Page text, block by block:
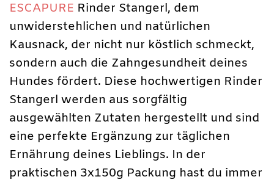
ESCAPURE Rinder Stangerl, dem
unwiderstehlichen und natürlichen
Kausnack, der nicht nur köstlich schmeckt,
sondern auch die Zahngesundheit deines
Hundes fördert. Diese hochwertigen Rinder
Stangerl werden aus sorgfältig
ausgewählten Zutaten hergestellt und sind
eine perfekte Ergänzung zur täglichen
Ernährung deines Lieblings. In der
praktischen 3x150g Packung hast du immer